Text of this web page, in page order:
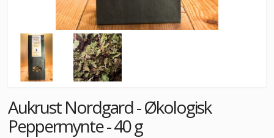
Aukrust Nordgard - Økologisk
Peppermynte - 40 g